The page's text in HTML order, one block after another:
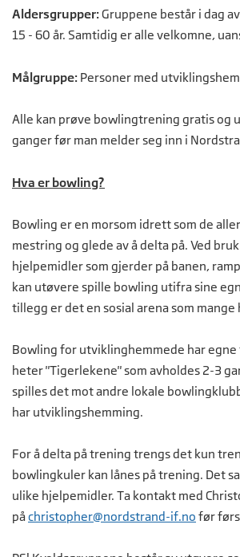
Aldersgrupper:Gruppene består i dag
15 - 60 år. Samtidig er alle velkomne,
Målgruppe: Personer med
Alle kan prøve bowlingtrening gratis og
ganger før man melder seg inn i
Hva er bowling?
Bowling er en morsom idrett som de
mestring og glede av å delta på. Ved
hjelpemidler som gjerder på banen,
kan utøvere spille bowling utifra sine
tillegg er det en sosial arena som mange
Bowling for utviklinghemmede har
heter "Tigerlekene" som avholdes 2-3
spilles det mot andre lokale
har utviklingshemming.
For å delta på trening trengs det kun
bowlingkuler kan lånes på trening. Det
ulike hjelpemidler. Ta kontakt med
påchristopher@nordstrand-if.no før